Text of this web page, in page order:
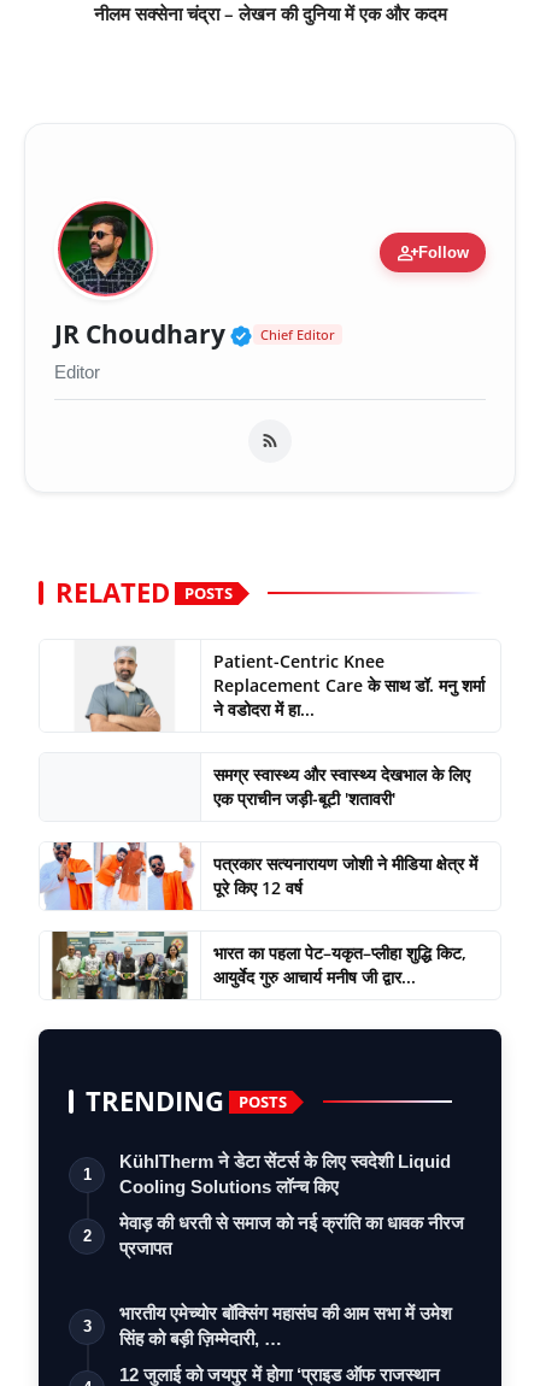
नीलम सक्सेना चंद्रा – लेखन की दुनिया में एक और कदम
person_addFollow
JR Choudhary Verified Public Figure
Chief Editor
Editor
RELATED POSTS
Patient-Centric Knee
Replacement Care के साथ डॉ. मनु शर्मा
ने वडोदरा में हा...
समग्र स्वास्थ्य और स्वास्थ्य देखभाल के लिए
एक प्राचीन जड़ी-बूटी 'शतावरी'
पत्रकार सत्यनारायण जोशी ने मीडिया क्षेत्र में
पूरे किए 12 वर्ष
भारत का पहला पेट–यकृत–प्लीहा शुद्धि किट,
आयुर्वेद गुरु आचार्य मनीष जी द्वार...
TRENDING POSTS
1
KühlTherm ने डेटा सेंटर्स के लिए स्वदेशी Liquid
Cooling Solutions लॉन्च किए
2
मेवाड़ की धरती से समाज को नई क्रांति का धावक नीरज
प्रजापत
3
भारतीय एमेच्योर बॉक्सिंग महासंघ की आम सभा में उमेश
सिंह को बड़ी ज़िम्मेदारी, …
12 जुलाई को जयपुर में होगा ‘प्राइड ऑफ राजस्थान